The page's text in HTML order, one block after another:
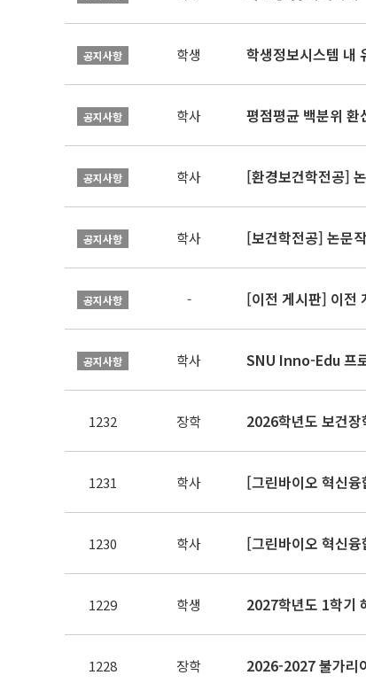
공지사항 학생 학생정보시스템 내
공지사항 학사 평점평균 백분위 환
공지사항 학사 [환경보건학전공]
공지사항 학사 [보건학전공] 논문
공지사항 - [이전 게시판] 이전
공지사항 학사 SNU Inno-Edu 프
1232 장학 2026학년도 보건
1231 학사 [그린바이오 혁신
1230 학사 [그린바이오 혁신
1229 학생 2027학년도 1학기
1228 장학 2026-2027 불가리